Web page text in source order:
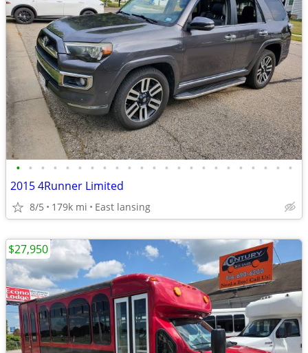
• • • • • • • • • • • • • • • • • • • • • • •
2015 4Runner Limited
8/5 179k mi East lansing
$27,950